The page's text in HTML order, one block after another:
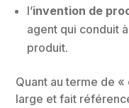
l’invention de
agent qui conduit à
produit.
Quant au terme de
large et fait